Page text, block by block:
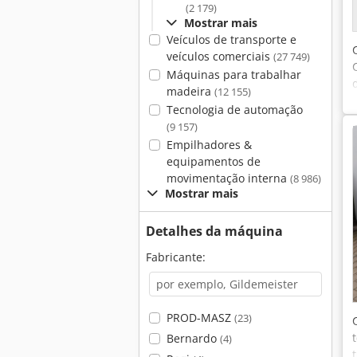
(2 179)
Mostrar mais
Veículos de transporte e
veículos comerciais (27 749)
Máquinas para trabalhar
madeira (12 155)
Tecnologia de automação
(9 157)
Empilhadores &
equipamentos de
movimentação interna (8 986)
Mostrar mais
Detalhes da máquina
Fabricante:
PROD-MASZ (23)
Bernardo (4)